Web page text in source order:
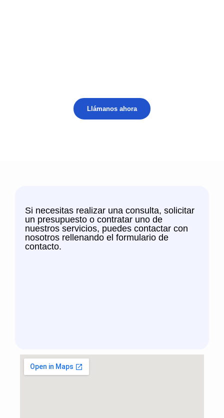
Llámanos ahora
Si necesitas realizar una consulta, solicitar
un presupuesto o contratar uno de
nuestros servicios, puedes contactar con
nosotros rellenando el formulario de
contacto.